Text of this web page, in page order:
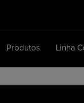
Produtos Linha